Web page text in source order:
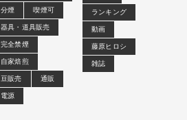
分煙
喫煙可
器具・道具販売
完全禁煙
自家焙煎
豆販売
通販
電源
ランキング
動画
藤原ヒロシ
雑誌